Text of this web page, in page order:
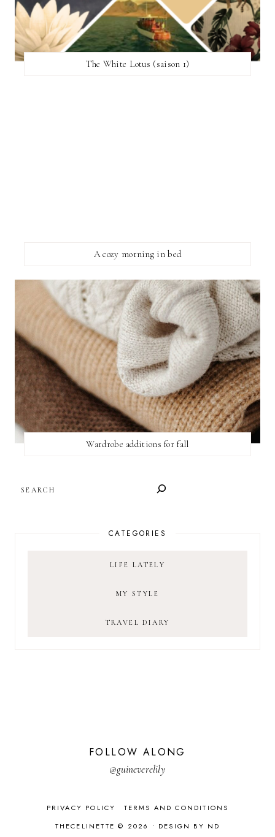
The White Lotus (saison 1)
A cozy morning in bed
Wardrobe additions for fall
CATEGORIES
LIFE LATELY
MY STYLE
TRAVEL DIARY
FOLLOW ALONG
@guineverelily
PRIVACY POLICY
TERMS AND CONDITIONS
THECELINETTE © 2026 • DESIGN BY ND